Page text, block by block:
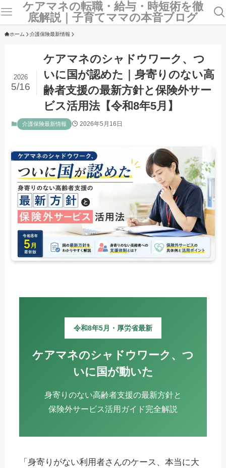
ケアマネの転職・給与・時短術を徹
底解説｜子育てママの本音ブログ
ホーム 介護保険最新情報
ケアマネのシャドウワーク、つ
いに国が認めた｜身寄りのない高
齢者支援の最新方針と保険外サー
ビス活用法【令和8年5月】
2026
5/16
介護保険最新情報 2026年5月16日
令和8年5月・厚労省最新
ケアマネのシャドウワーク、つ
いに国が動いた
身寄りのない高齢者支援の最新方針と
保険外サービス活用ガイド完全解説
「身寄りがない利用者さんのケース、本当に大